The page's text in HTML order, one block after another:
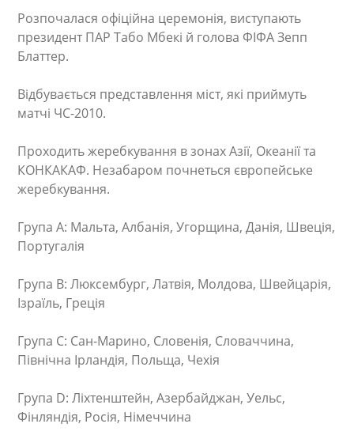
Розпочалася офіційна церемонія, виступають
президент ПАР Табо Мбекі й голова ФІФА Зепп
Блаттер.
Відбувається представлення міст, які приймуть
матчі ЧС-2010.
Проходить жеребкування в зонах Азії, Океанії та
КОНКАКАФ. Незабаром почнеться європейське
жеребкування.
Група А: Мальта, Албанія, Угорщина, Данія, Швеція,
Португалія
Група B: Люксембург, Латвія, Молдова, Швейцарія,
Ізраїль, Греція
Група C: Сан-Марино, Словенія, Словаччина,
Північна Ірландія, Польща, Чехія
Група D: Ліхтенштейн, Азербайджан, Уельс,
Фінляндія, Росія, Німеччина